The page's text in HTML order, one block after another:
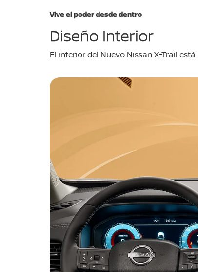
Vive el poder desde dentro
Diseño Interior
El interior del Nuevo Nissan X-Trail